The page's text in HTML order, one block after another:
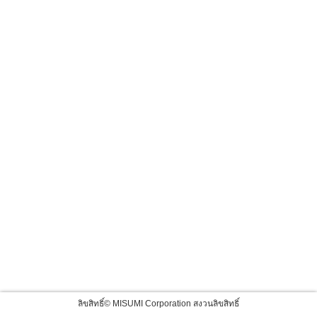
ลิขสิทธิ์© MISUMI Corporation สงวนลิขสิทธิ์